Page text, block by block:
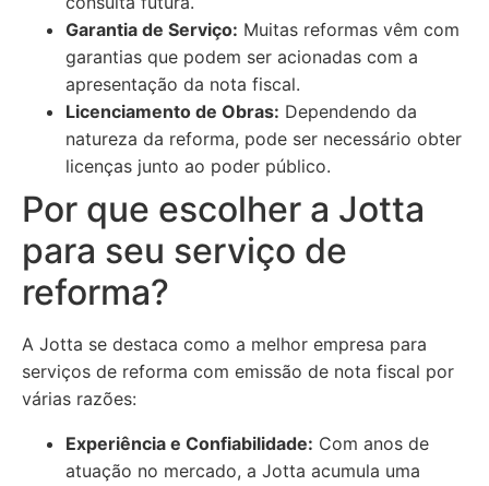
Garantia de Serviço: Muitas reformas vêm com
garantias que podem ser acionadas com a
apresentação da nota fiscal.
Licenciamento de Obras: Dependendo da
natureza da reforma, pode ser necessário obter
licenças junto ao poder público.
Por que escolher a Jotta
para seu serviço de
reforma?
A Jotta se destaca como a melhor empresa para
serviços de reforma com emissão de nota fiscal por
várias razões:
Experiência e Confiabilidade: Com anos de
atuação no mercado, a Jotta acumula uma